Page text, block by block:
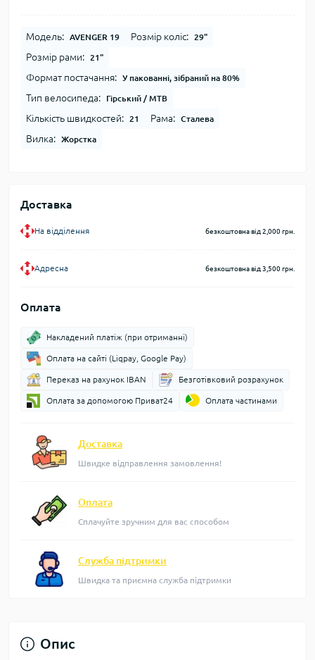
Модель: AVENGER 19 Розмір коліс: 29"
Розмір рами: 21"
Формат постачання: У пакованні, зібраний на 80%
Тип велосипеда: Гірський / MTB
Кількість швидкостей: 21 Рама: Сталева
Вилка: Жорстка
Доставка
На відділення безкоштовна від 2,000 грн.
Адресна безкоштовна від 3,500 грн.
Оплата
Накладений платіж (при отриманні)
Оплата на сайті (Liqpay, Google Pay)
Переказ на рахунок IBAN Безготівковий розрахунок
Оплата за допомогою Приват24 Оплата частинами
Доставка
Швидке відправлення замовлення!
Оплата
Сплачуйте зручним для вас способом
Служба підтримки
Швидка та приємна служба підтримки
Опис